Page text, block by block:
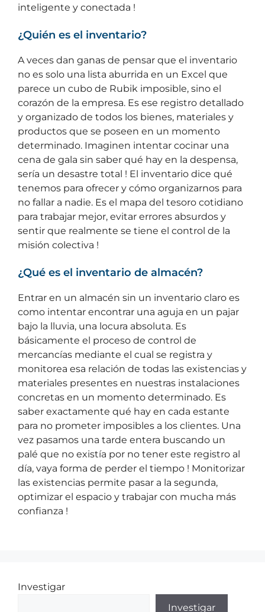
inteligente y conectada !
¿Quién es el inventario?
A veces dan ganas de pensar que el inventario
no es solo una lista aburrida en un Excel que
parece un cubo de Rubik imposible, sino el
corazón de la empresa. Es ese registro detallado
y organizado de todos los bienes, materiales y
productos que se poseen en un momento
determinado. Imaginen intentar cocinar una
cena de gala sin saber qué hay en la despensa,
sería un desastre total ! El inventario dice qué
tenemos para ofrecer y cómo organizarnos para
no fallar a nadie. Es el mapa del tesoro cotidiano
para trabajar mejor, evitar errores absurdos y
sentir que realmente se tiene el control de la
misión colectiva !
¿Qué es el inventario de almacén?
Entrar en un almacén sin un inventario claro es
como intentar encontrar una aguja en un pajar
bajo la lluvia, una locura absoluta. Es
básicamente el proceso de control de
mercancías mediante el cual se registra y
monitorea esa relación de todas las existencias y
materiales presentes en nuestras instalaciones
concretas en un momento determinado. Es
saber exactamente qué hay en cada estante
para no prometer imposibles a los clientes. Una
vez pasamos una tarde entera buscando un
palé que no existía por no tener este registro al
día, vaya forma de perder el tiempo ! Monitorizar
las existencias permite pasar a la segunda,
optimizar el espacio y trabajar con mucha más
confianza !
Investigar
Investigar